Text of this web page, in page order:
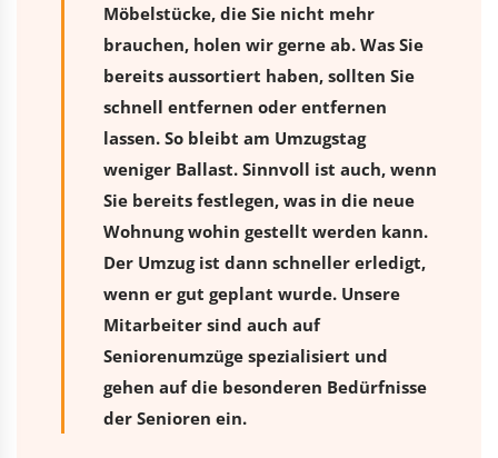
Möbelstücke, die Sie nicht mehr
brauchen, holen wir gerne ab. Was Sie
bereits aussortiert haben, sollten Sie
schnell entfernen oder entfernen
lassen. So bleibt am Umzugstag
weniger Ballast. Sinnvoll ist auch, wenn
Sie bereits festlegen, was in die neue
Wohnung wohin gestellt werden kann.
Der Umzug ist dann schneller erledigt,
wenn er gut geplant wurde. Unsere
Mitarbeiter sind auch auf
Seniorenumzüge spezialisiert und
gehen auf die besonderen Bedürfnisse
der Senioren ein.